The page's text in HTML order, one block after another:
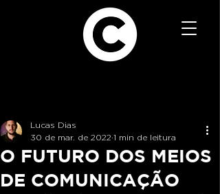
O FUTURO DOS MEIOS
DE COMUNICAÇÃO
Lucas Dias
30 de mar. de 2022 1 min de leitura